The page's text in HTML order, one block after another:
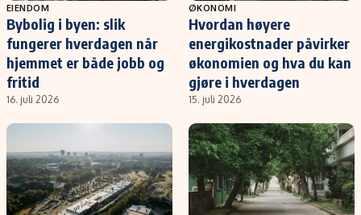
EIENDOM
Bybolig i byen: slik
fungerer hverdagen når
hjemmet er både jobb og
fritid
16. juli 2026
ØKONOMI
Hvordan høyere
energikostnader påvirker
økonomien og hva du kan
gjøre i hverdagen
15. juli 2026